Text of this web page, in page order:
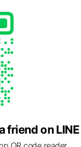
friend on LINE